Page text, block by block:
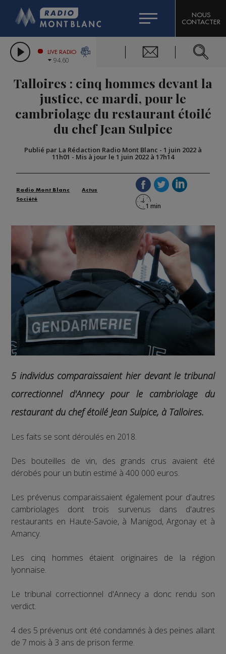
LES CHRONIQUES DE L'EXPERT
CITIZEN MACHINERY
GRAND MASSIF DOMAINES SKIABLES
BIGARD
COMPAGNIE DU MONT-BLANC
NOUS
CONTACTER
LIVE RADIO
94.60
Talloires : cinq hommes devant la
justice, ce mardi, pour le
cambriolage du restaurant étoilé
du chef Jean Sulpice
Publié par La Rédaction Radio Mont Blanc - 1 juin 2022 à
11h01 - Mis à jour le 1 juin 2022 à 17h14
Radio Mont Blanc
Actus
Société
5 individus comparaissaient hier devant le tribunal
correctionnel d'Annecy pour le cambriolage du
restaurant du chef étoilé Jean Sulpice, à Talloires.
Les faits se sont déroulés en 2018.
Des bouteilles de vin, des grands crus avaient été
dérobés pour un butin estimé à 400 000 euros.
Les prévenus comparaissaient également pour d'autres
cambriolages dont trois survenus dans d'autres
restaurants en Haute-Savoie, à Manigod, Argonay et à
Amancy.
Les cinq hommes étaient originaires de la région
lyonnaise.
Le tribunal correctionnel d'Annecy a donc rendu son
verdict.
4 des 5 prévenus ont été condamnés à des peines allant
de 7 mois à 3 ans de prison ferme.